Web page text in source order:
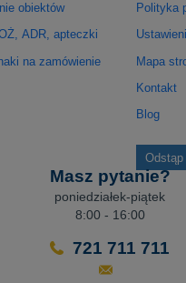
obiektów
ADR, apteczki
na zamówienie
Polityka
Mapa
Kontakt
Blog
Odstąp
Masz pytanie?
poniedziałek-piątek
8:00 - 16:00
721 711 711